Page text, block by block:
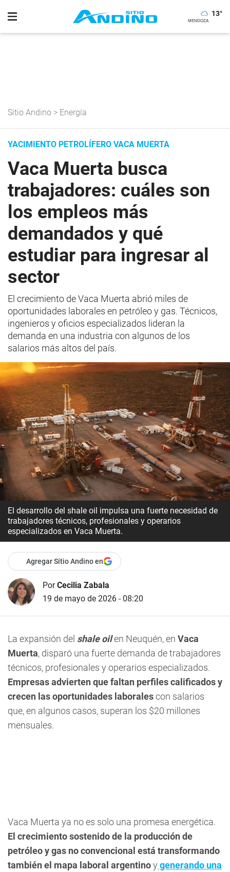
13°
Sitio Andino > Energía
YACIMIENTO PETROLÍFERO VACA MUERTA
Vaca Muerta busca
trabajadores: cuáles son
los empleos más
demandados y qué
estudiar para ingresar al
sector
El crecimiento de Vaca Muerta abrió miles de
oportunidades laborales en petróleo y gas. Técnicos,
ingenieros y oficios especializados lideran la
demanda en una industria con algunos de los
salarios más altos del país.
El desarrollo del shale oil impulsa una fuerte necesidad de
trabajadores técnicos, profesionales y operarios
especializados en Vaca Muerta.
Agregar Sitio Andino en
PorCecilia Zabala
19 de mayo de 2026 - 08:20
La expansión del shale oilen Neuquén, en Vaca
Muerta, disparó una fuerte demanda de trabajadores
técnicos, profesionales y operarios especializados.
Empresas advierten que faltan perfiles calificados y
crecen las oportunidades laboralescon salarios
que, en algunos casos, superan los $20 millones
mensuales.
Vaca Muerta ya no es solo una promesa energética.
El crecimiento sostenido de la producción de
petróleo y gas no convencional está transformando
también el mapa laboral argentinoy generando una